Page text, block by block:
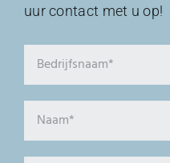
uur contact met u op!